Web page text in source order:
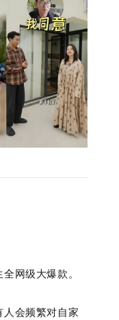
网级大爆款。
会频繁对自家